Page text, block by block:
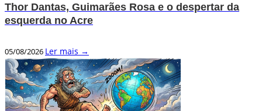
Thor Dantas, Guimarães Rosa e o despertar da
esquerda no Acre
05/08/2026 Ler mais →